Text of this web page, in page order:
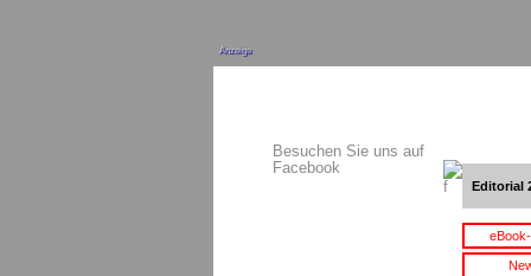
Anzeige
Besuchen Sie uns auf
Facebook
Editorial